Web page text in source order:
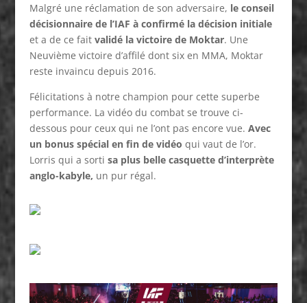
Malgré une réclamation de son adversaire, le conseil
décisionnaire de l’IAF à confirmé la décision initiale
et a de ce fait validé la victoire de Moktar. Une
Neuvième victoire d’affilé dont six en MMA, Moktar
reste invaincu depuis 2016.
Félicitations à notre champion pour cette superbe
performance. La vidéo du combat se trouve ci-
dessous pour ceux qui ne l’ont pas encore vue. Avec
un bonus spécial en fin de vidéo qui vaut de l’or.
Lorris qui a sorti sa plus belle casquette d’interprète
anglo-kabyle, un pur régal.